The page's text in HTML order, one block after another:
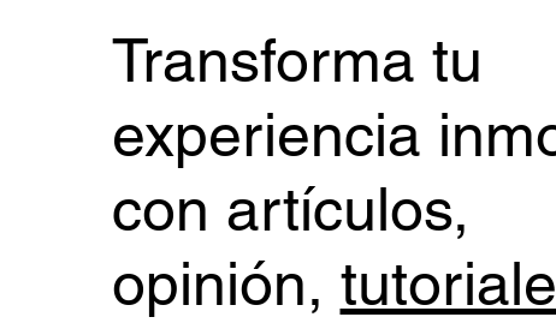
Transforma tu
experiencia
con artículos,
opinión,